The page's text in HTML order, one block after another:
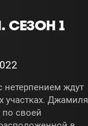
СЕЗОН 1
нетерпением ждут
участках. Джамиля
по своей